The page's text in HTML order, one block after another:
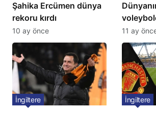
Şahika Ercümen dünya
rekoru kırdı
10 ay önce
servetleri
Listede
11 ay
İngiltere İngiltere